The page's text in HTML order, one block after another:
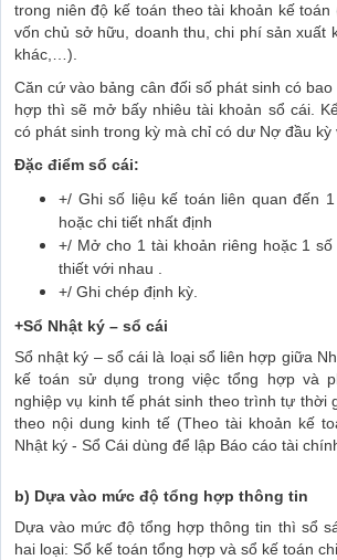
trong niên độ kế toán theo tài khoản kế toán
vốn chủ sở hữu, doanh thu, chi phí sản xuất
khác,…).
Căn cứ vào bảng cân đối số phát sinh có
hợp thì sẽ mở bấy nhiêu tài khoản sổ cái.
có phát sinh trong kỳ mà chỉ có dư Nợ đầu kỳ
Đặc điểm sổ cái:
+/ Ghi số liệu kế toán liên quan đến
hoặc chi tiết nhất định
+/ Mở cho 1 tài khoản riêng hoặc 1
thiết với nhau .
+/ Ghi chép định kỳ.
+Sổ Nhật ký – sổ cái
Sổ nhật ký – sổ cái là loại sổ liên hợp giữa
kế toán sử dụng trong việc tổng hợp và
nghiệp vụ kinh tế phát sinh theo trình tự thời
theo nội dung kinh tế (Theo tài khoản kế
Nhật ký - Sổ Cái dùng để lập Báo cáo tài
b) Dựa vào mức độ tổng hợp thông tin
Dựa vào mức độ tổng hợp thông tin thì sổ
hai loại: Sổ kế toán tổng hợp và sổ kế toán